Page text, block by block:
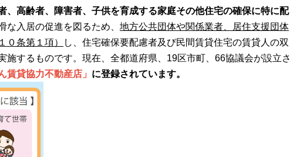
、高齢者、障害者、子供を育成する家庭その他住宅の確保に特に配
な入居の促進を図るため、 地方公共団体や関係業者、居住支援団体
０条第１項）
し、住宅確保要配慮者及び民間賃貸住宅の賃貸人の双
施するものです。現在、全都道府県、19区市町、66協議会が設立さ
賃貸協力不動産店」 に登録されています。